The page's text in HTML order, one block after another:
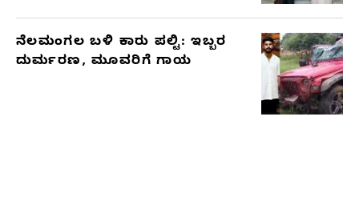
ನೆಲಮಂಗಲ ಬಳಿ ಕಾರು ಪಲ್ಟಿ: ಇಬ್ಬರ
ದುರ್ಮರಣ, ಮೂವರಿಗೆ ಗಾಯ